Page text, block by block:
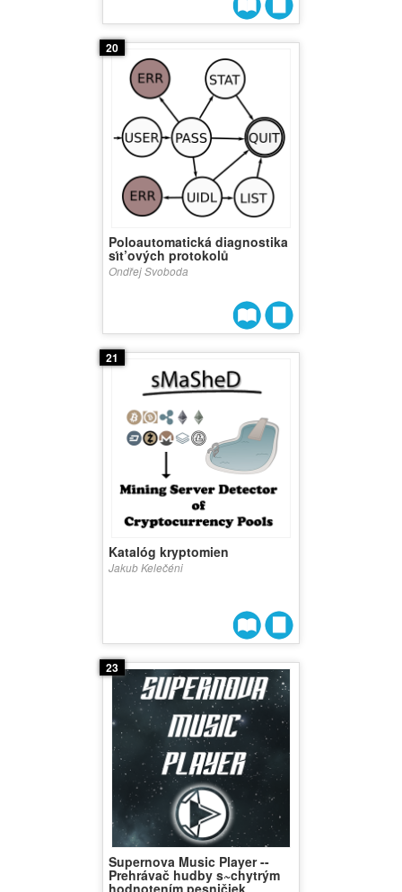
20
Poloautomatická diagnostika
sı́t’ových protokolů
Ondřej Svoboda
21
Katalóg kryptomien
Jakub Kelečéni
23
Supernova Music Player --
Prehrávač hudby s~chytrým
hodnotením pesničiek